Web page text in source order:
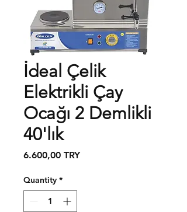
İdeal Çelik
Elektrikli Çay
Ocağı 2 Demlikli
40'lık
6.600,00 TRYPrice
Quantity *